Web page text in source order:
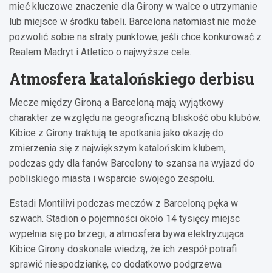
mieć kluczowe znaczenie dla Girony w walce o utrzymanie
lub miejsce w środku tabeli. Barcelona natomiast nie może
pozwolić sobie na straty punktowe, jeśli chce konkurować z
Realem Madryt i Atletico o najwyższe cele.
Atmosfera katalońskiego derbisu
Mecze między Gironą a Barceloną mają wyjątkowy
charakter ze względu na geograficzną bliskość obu klubów.
Kibice z Girony traktują te spotkania jako okazję do
zmierzenia się z największym katalońskim klubem,
podczas gdy dla fanów Barcelony to szansa na wyjazd do
pobliskiego miasta i wsparcie swojego zespołu.
Estadi Montilivi podczas meczów z Barceloną pęka w
szwach. Stadion o pojemności około 14 tysięcy miejsc
wypełnia się po brzegi, a atmosfera bywa elektryzująca.
Kibice Girony doskonale wiedzą, że ich zespół potrafi
sprawić niespodziankę, co dodatkowo podgrzewa